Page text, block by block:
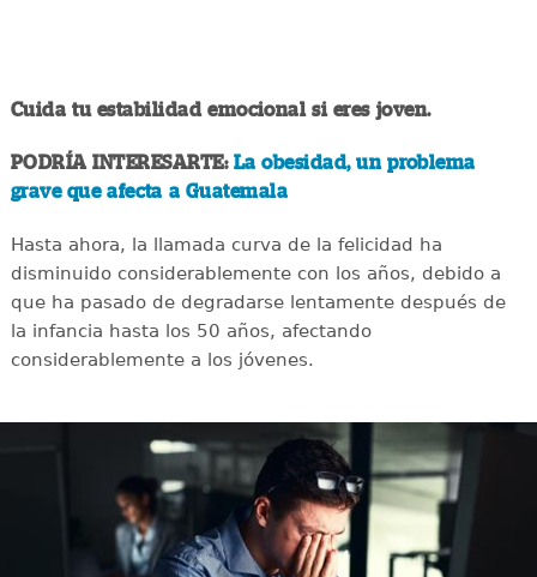
Cuida tu estabilidad emocional si eres joven.
PODRÍA INTERESARTE: La obesidad, un problema
grave que afecta a Guatemala
Hasta ahora, la llamada curva de la felicidad ha
disminuido considerablemente con los años, debido a
que ha pasado de degradarse lentamente después de
la infancia hasta los 50 años, afectando
considerablemente a los jóvenes.